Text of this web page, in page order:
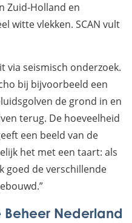
Zuid-Holland en
witte vlekken. SCAN vult
via seismisch onderzoek.
bij bijvoorbeeld een
de grond in en
terug. De hoeveelheid
een beeld van de
het met een taart: als
goed de verschillende
Beheer Nederland